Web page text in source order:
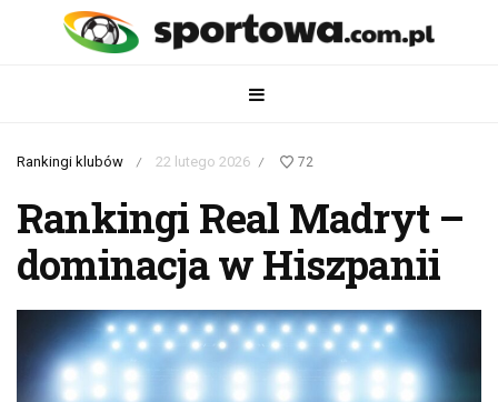
Rankingi klubów / 22 lutego 2026 / 72
Rankingi Real Madryt –
dominacja w Hiszpanii